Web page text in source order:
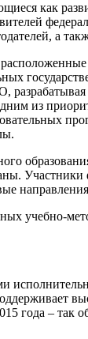
как
а
из
Участники
учебно-
– так